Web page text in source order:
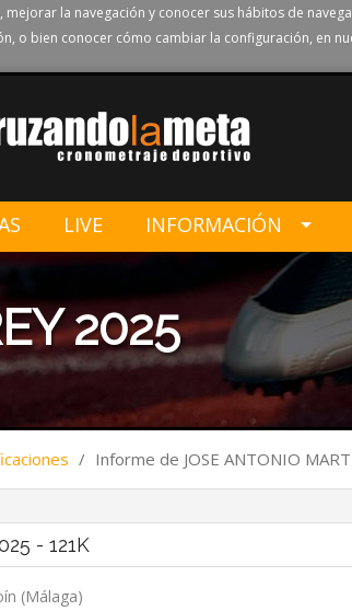
la navegación y conocer sus hábitos de
o bien conocer cómo cambiar la configuración, en
LIVE INFORMACIÓN
2025
/ Informe de JOSE ANTONIO
- 121K
(Málaga)